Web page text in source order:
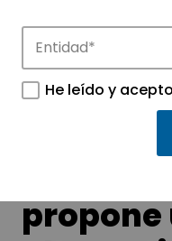
Conoce las
APTE y sus
tecnológicos.
He leído y